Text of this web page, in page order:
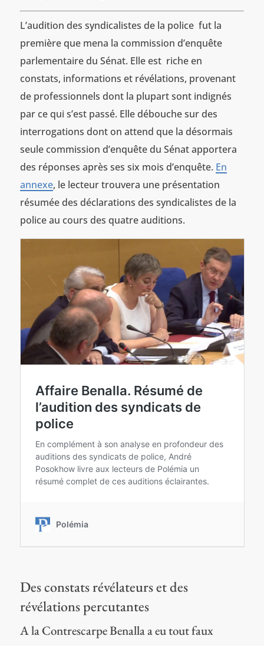
L’audition des syndicalistes de la police fut la
première que mena la commission d’enquête
parlementaire du Sénat. Elle est riche en
constats, informations et révélations, provenant
de professionnels dont la plupart sont indignés
par ce qui s’est passé. Elle débouche sur des
interrogations dont on attend que la désormais
seule commission d’enquête du Sénat apportera
des réponses après ses six mois d’enquête. En
annexe, le lecteur trouvera une présentation
résumée des déclarations des syndicalistes de la
police au cours des quatre auditions.
Des constats révélateurs et des
révélations percutantes
A la Contrescarpe Benalla a eu tout faux